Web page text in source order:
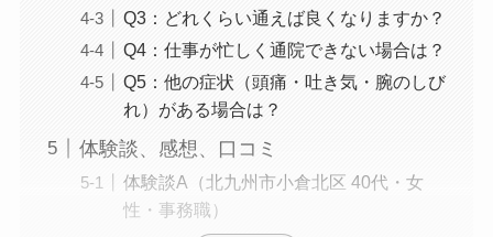
Q3：どれくらい通えば良くなりますか？
Q4：仕事が忙しく通院できない場合は？
Q5：他の症状（頭痛・吐き気・腕のしび
れ）がある場合は？
体験談、感想、口コミ
体験談A（北九州市小倉北区 40代・女
性・事務職）